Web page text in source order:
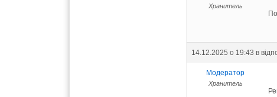
Хранитель
14.12.2025 о 19:43 в
Модератор
Хранитель